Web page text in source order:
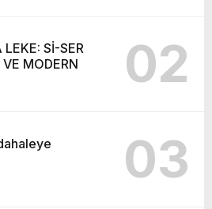
Sİ-SER
MODERN
02
03